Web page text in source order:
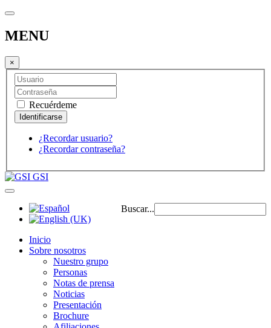
MENU
×
Recuérdeme
¿Recordar usuario?
¿Recordar contraseña?
GSI
Buscar...
Inicio
Sobre nosotros
Nuestro grupo
Personas
Notas de prensa
Noticias
Presentación
Brochure